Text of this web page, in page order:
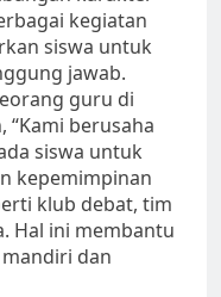
kegiatan
siswa untuk
jawab.
guru di
“Kami berusaha
siswa untuk
kepemimpinan
klub debat, tim
Hal ini membantu
dan